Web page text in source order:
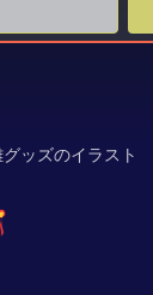
ッズのイラスト